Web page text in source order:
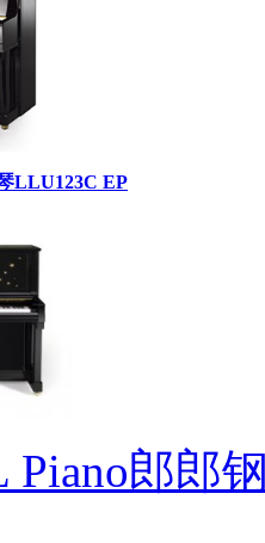
LLU123C EP
郎郎